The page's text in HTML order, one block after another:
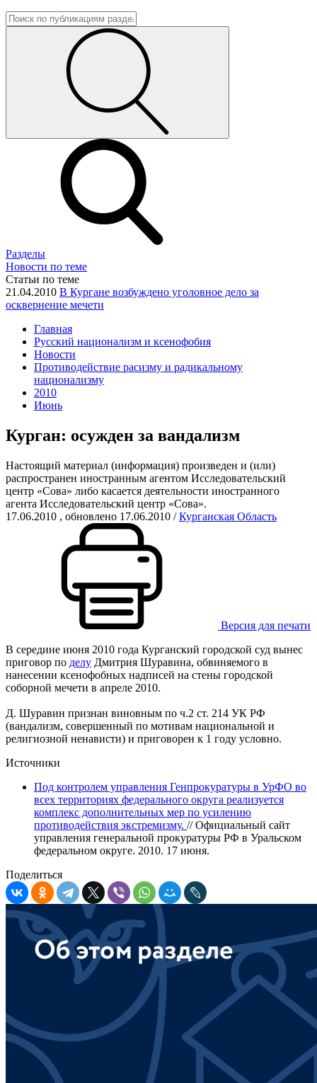
Разделы
Новости по теме
Статьи по теме
21.04.2010 В Кургане возбуждено уголовное дело за
осквернение мечети
Главная
Русский национализм и ксенофобия
Новости
Противодействие расизму и радикальному
национализму
2010
Июнь
Курган: осужден за вандализм
Настоящий материал (информация) произведен и (или)
распространен иностранным агентом Исследовательский
центр «Сова» либо касается деятельности иностранного
агента Исследовательский центр «Сова».
17.06.2010 , обновлено 17.06.2010 /Курганская Область
Версия для печати
В середине июня 2010 года Курганский городской суд вынес
приговор по делу Дмитрия Шуравина, обвиняемого в
нанесении ксенофобных надписей на стены городской
соборной мечети в апреле 2010.
Д. Шуравин признан виновным по ч.2 ст. 214 УК РФ
(вандализм, совершенный по мотивам национальной и
религиозной ненависти) и приговорен к 1 году условно.
Источники
Под контролем управления Генпрокуратуры в УрФО во
всех территориях федерального округа реализуется
комплекс дополнительных мер по усилению
противодействия экстремизму. // Официальный сайт
управления генеральной прокуратуры РФ в Уральском
федеральном округе. 2010. 17 июня.
Поделиться